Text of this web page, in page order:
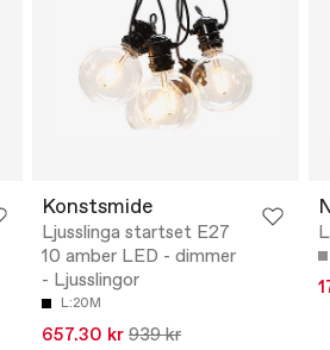
Konstsmide
Ljusslinga startset E27
10 amber LED - dimmer
- Ljusslingor
L:20M
657.30 kr 939 kr